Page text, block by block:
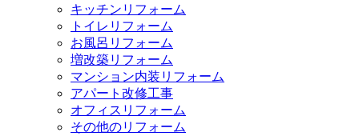
キッチンリフォーム
トイレリフォーム
お風呂リフォーム
増改築リフォーム
マンション内装リフォーム
アパート改修工事
オフィスリフォーム
その他のリフォーム